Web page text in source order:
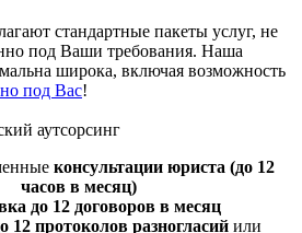
стандартные пакеты услуг, не
под Ваши требования. Наша
широка, включая возможность
под Вас!
аутсорсинг
консультации юриста (до 12
часов в месяц)
до 12 договоров в месяц
12 протоколов разногласийили